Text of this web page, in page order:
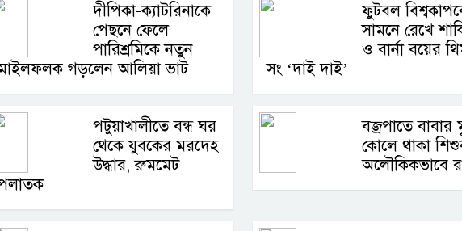
দীপিকা-ক্যাটরিনাকে
পেছনে ফেলে
পারিশ্রমিকে নতুন
গড়লেন আলিয়া ভাট
ফুটবল
সামনে রেখে
ও বার্না বয়ের
সং ‘দাই দাই’
পটুয়াখালীতে বন্ধ ঘর
থেকে যুবকের মরদেহ
উদ্ধার, রুমমেট
বজ্রপাতে বাবার
কোলে থাকা
অলৌকিকভাবে